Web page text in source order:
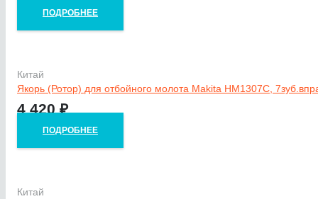
ПОДРОБНЕЕ
Китай
Якорь (Ротор) для отбойного молота Makita HM1307C,
4 420₽
ПОДРОБНЕЕ
Китай